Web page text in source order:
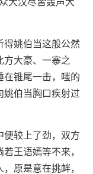
大汉尽皆轰声大
得姚伯当这般公然
方大豪、一寨之
在锥尾一击，嗤的
姚伯当胸口疾射过
便较上了劲，双方
王语嫣等不来，
原是意在挑衅，